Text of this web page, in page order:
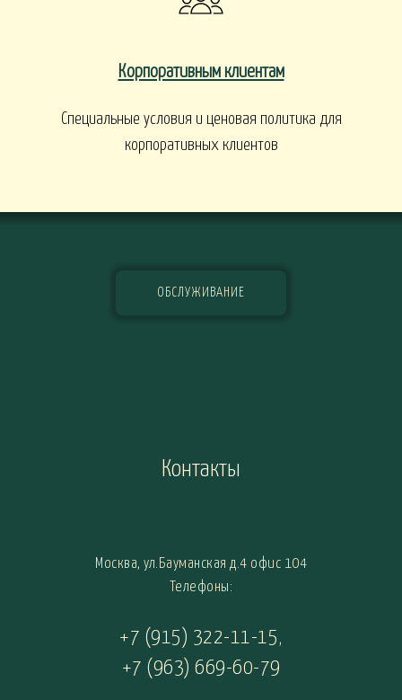
Корпоративным клиентам
Специальные условия и ценовая политика для
корпоративных клиентов
ОБСЛУЖИВАНИЕ
Контакты
Москва, ул.Бауманская д.4 офис 104
Телефоны:
+7 (915) 322-11-15,
+7 (963) 669-60-79